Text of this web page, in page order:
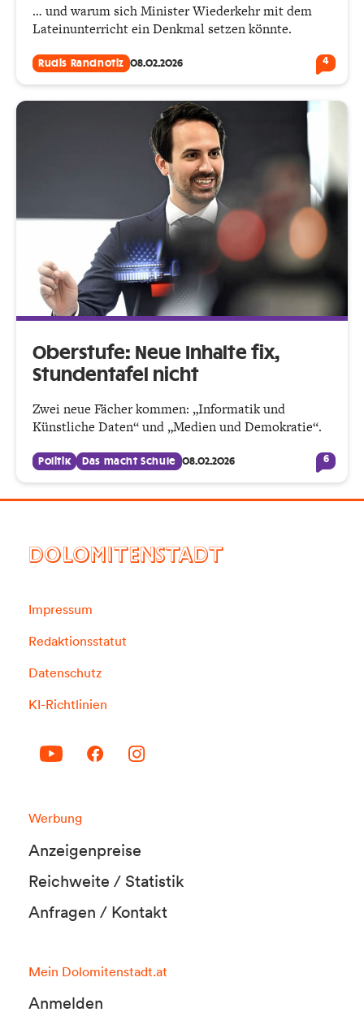
… und warum sich Minister Wiederkehr mit dem
Lateinunterricht ein Denkmal setzen könnte.
Rudis Randnotiz 08.02.2026 4
Oberstufe: Neue Inhalte fix,
Stundentafel nicht
Zwei neue Fächer kommen: „Informatik und
Künstliche Daten“ und „Medien und Demokratie“.
Politik Das macht Schule 08.02.2026 6
DOLOMITENSTADT
Impressum
Redaktionsstatut
Datenschutz
KI-Richtlinien
Werbung
Anzeigenpreise
Reichweite / Statistik
Anfragen / Kontakt
Mein Dolomitenstadt.at
Anmelden